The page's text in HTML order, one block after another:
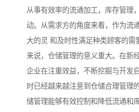
从事有效率的流通加工，库存管理
动。从需求方的角度来看，作为流
大的灵 和及时性满足种类顾客的需
来说，仓储管理的意义重大。在新
企业在注重效益，不断挖掘与开发
时已经越来越注意到仓储合理管理
储管理能够有效控制和降低流通和